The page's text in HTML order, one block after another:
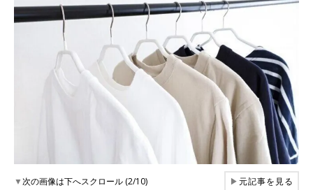
▼次の画像は下へスクロール (2/10) ▶元記事を見る